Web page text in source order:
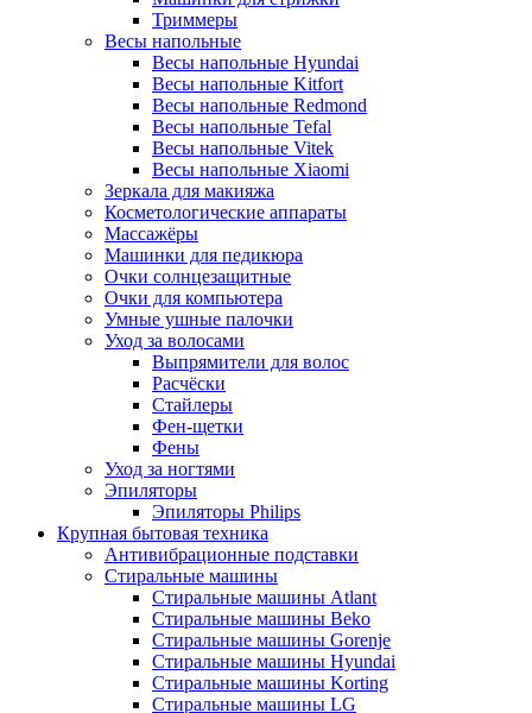
Триммеры
Весы напольные
Весы напольные Hyundai
Весы напольные Kitfort
Весы напольные Redmond
Весы напольные Tefal
Весы напольные Vitek
Весы напольные Xiaomi
Зеркала для макияжа
Косметологические аппараты
Массажёры
Машинки для педикюра
Очки cолнцезащитные
Очки для компьютера
Умные ушные палочки
Уход за волосами
Выпрямители для волос
Расчёски
Стайлеры
Фен-щетки
Фены
Уход за ногтями
Эпиляторы
Эпиляторы Philips
Крупная бытовая техника
Антивибрационные подставки
Стиральные машины
Стиральные машины Atlant
Стиральные машины Beko
Стиральные машины Gorenje
Стиральные машины Hyundai
Стиральные машины Korting
Стиральные машины LG